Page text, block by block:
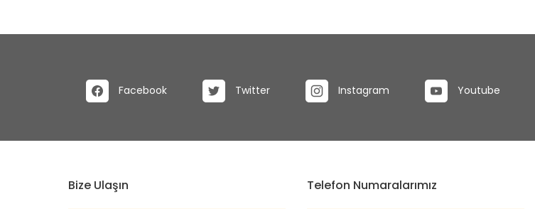
Facebook Twitter Instagram Youtube
Bize Ulaşın Telefon Numaralarımız